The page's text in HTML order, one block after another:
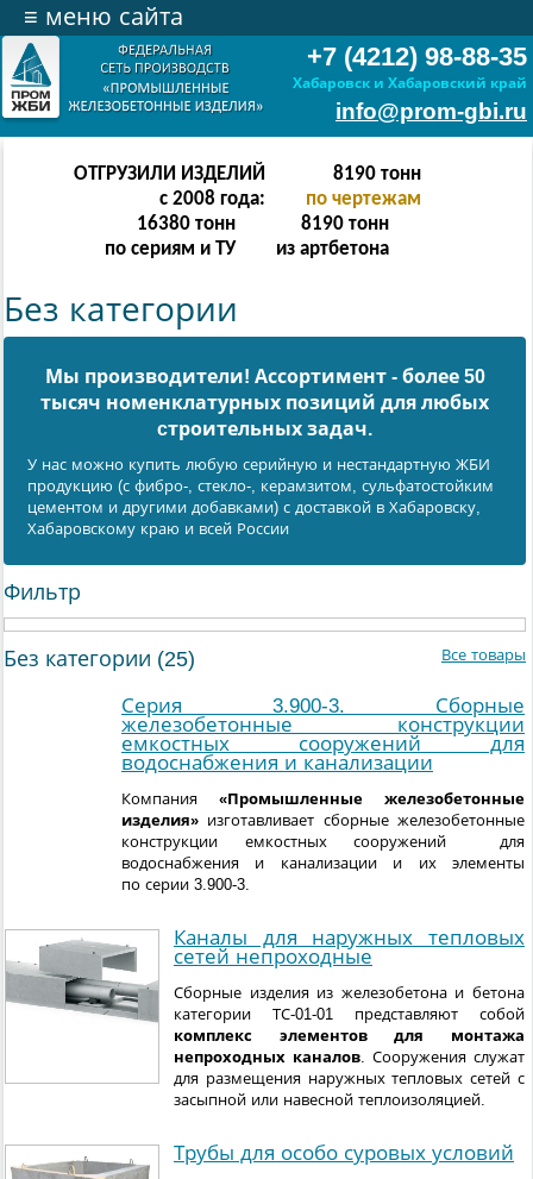
+7 (4212) 98-88-35
Хабаровск и Хабаровский край
info@prom-gbi.ru
≡ меню сайта
ОТГРУЗИЛИ ИЗДЕЛИЙ
с 2008 года:
16382тонн
по чертежам
32764 тонн
по сериям и ТУ
16382 тонн
из артбетона
Без категории
Мы производители! Ассортимент - более 50
тысяч номенклатурных позиций для любых
cтроительных задач.
У нас можно купить любую серийную и нестандартную ЖБИ
продукцию (с фибро-, стекло-, керамзитом, сульфатостойким
цементом и другими добавками) с доставкой в Хабаровску,
Хабаровскому краю и всей России
Фильтр
Без категории (25) Все товары
Серия 3.900-3. Сборные
железобетонные конструкции
емкостных сооружений для
водоснабжения и канализации
Компания «Промышленные железобетонные
изделия» изготавливает сборные железобетонные
конструкции емкостных сооружений для
водоснабжения и канализации и их элементы
по серии 3.900-3.
Каналы для наружных тепловых
сетей непроходные
Сборные изделия из железобетона и бетона
категории ТС-01-01 представляют собой
комплекс элементов для монтажа
непроходных каналов. Сооружения служат
для размещения наружных тепловых сетей с
засыпной или навесной теплоизоляцией.
Трубы для особо суровых условий